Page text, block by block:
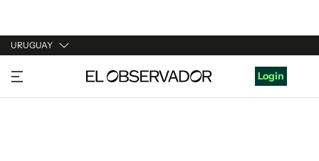
URUGUAY
URUGUAY
ARGENTINA
Login